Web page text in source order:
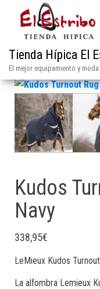
Tienda Hípica El
El mejor equipamiento y
Kudos
Navy
338,95€
LeMieux Kudos
La alfombra Lemieux